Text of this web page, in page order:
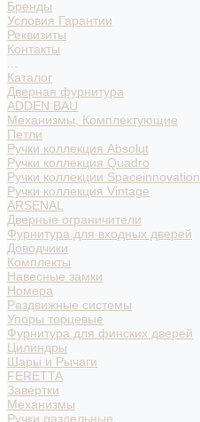
Бренды
Условия Гарантии
Реквизиты
Контакты
Каталог
Дверная фурнитура
ADDEN BAU
Механизмы, Комплектующие
Петли
Ручки коллекция Absolut
Ручки коллекция Quadro
Ручки коллекции Spaceinnovation
Ручки коллекция Vintage
ARSENAL
Дверные ограничители
Фурнитура для входных дверей
Доводчики
Комплекты
Навесные замки
Номера
Раздвижные системы
Упоры торцевые
Фурнитура для финских дверей
Цилиндры
Шары и Рычаги
FERETTA
Завертки
Механизмы
Ручки раздельные